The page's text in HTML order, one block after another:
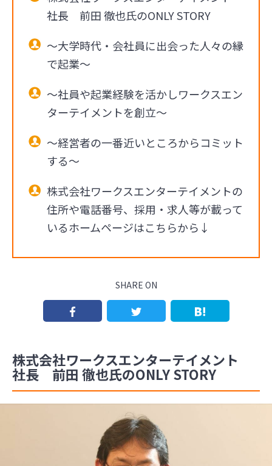
社長 前田 徹也氏のONLY STORY
～大学時代・会社員に出会った人々の縁
で起業～
～社員や起業経験を活かしワークスエン
ターテイメントを創立～
～経営者の一番近いところからコミット
する～
株式会社ワークスエンターテイメントの
住所や電話番号、採用・求人等が載って
いるホームページはこちらから↓
SHARE ON
株式会社ワークスエンターテイメント
社長 前田 徹也氏のONLY STORY